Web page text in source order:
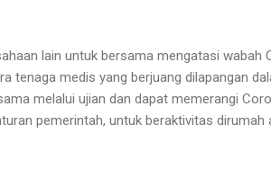
lain untuk bersama mengatasi wabah
tenaga medis yang berjuang dilapangan
melalui ujian dan dapat memerangi
pemerintah, untuk beraktivitas dirumah